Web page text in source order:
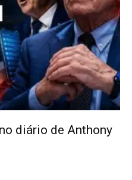
diário de Anthony